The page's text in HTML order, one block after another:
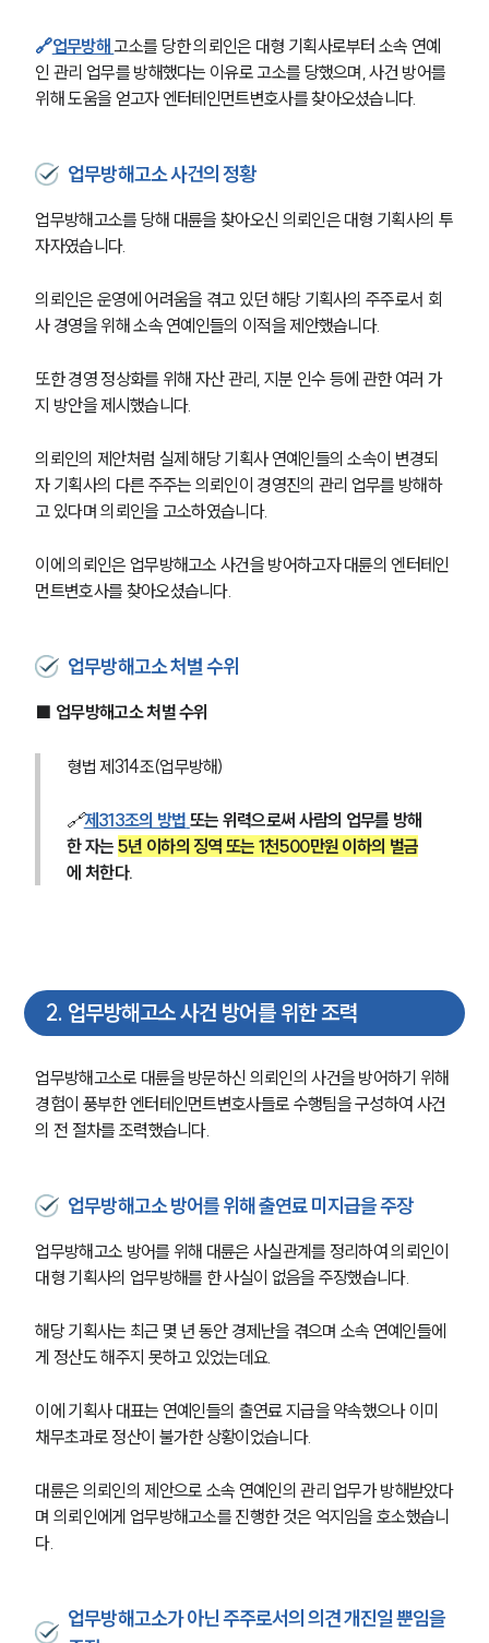
🔗업무방해 고소를 당한 의뢰인은 대형 기획사로부터 소속 연예
인 관리 업무를 방해했다는 이유로 고소를 당했으며, 사건 방어를
위해 도움을 얻고자 엔터테인먼트변호사를 찾아오셨습니다.
업무방해고소 사건의 정황
업무방해고소를 당해 대륜을 찾아오신 의뢰인은 대형 기획사의 투
자자였습니다.
의뢰인은 운영에 어려움을 겪고 있던 해당 기획사의 주주로서 회
사 경영을 위해 소속 연예인들의 이적을 제안했습니다.
또한 경영 정상화를 위해 자산 관리, 지분 인수 등에 관한 여러 가
지 방안을 제시했습니다.
의뢰인의 제안처럼 실제 해당 기획사 연예인들의 소속이 변경되
자 기획사의 다른 주주는 의뢰인이 경영진의 관리 업무를 방해하
고 있다며 의뢰인을 고소하였습니다.
이에 의뢰인은 업무방해고소 사건을 방어하고자 대륜의 엔터테인
먼트변호사를 찾아오셨습니다.
업무방해고소 처벌 수위
■ 업무방해고소 처벌 수위
형법 제314조(업무방해)
🔗제313조의 방법 또는 위력으로써 사람의 업무를 방해
한 자는 5년 이하의 징역 또는 1천500만원 이하의 벌금
에 처한다.
2. 업무방해고소 사건 방어를 위한 조력
업무방해고소로 대륜을 방문하신 의뢰인의 사건을 방어하기 위해
경험이 풍부한 엔터테인먼트변호사들로 수행팀을 구성하여 사건
의 전 절차를 조력했습니다.
업무방해고소 방어를 위해 출연료 미지급을 주장
업무방해고소 방어를 위해 대륜은 사실관계를 정리하여 의뢰인이
대형 기획사의 업무방해를 한 사실이 없음을 주장했습니다.
해당 기획사는 최근 몇 년 동안 경제난을 겪으며 소속 연예인들에
게 정산도 해주지 못하고 있었는데요.
이에 기획사 대표는 연예인들의 출연료 지급을 약속했으나 이미
채무초과로 정산이 불가한 상황이었습니다.
대륜은 의뢰인의 제안으로 소속 연예인의 관리 업무가 방해받았다
며 의뢰인에게 업무방해고소를 진행한 것은 억지임을 호소했습니
다.
업무방해고소가 아닌 주주로서의 의견 개진일 뿐임을